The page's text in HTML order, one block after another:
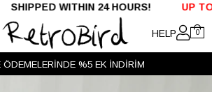
WITHIN 24 HOURS! UP TO
HELP 0
ÖDEMELERİNDE %5 EK İNDİRİM